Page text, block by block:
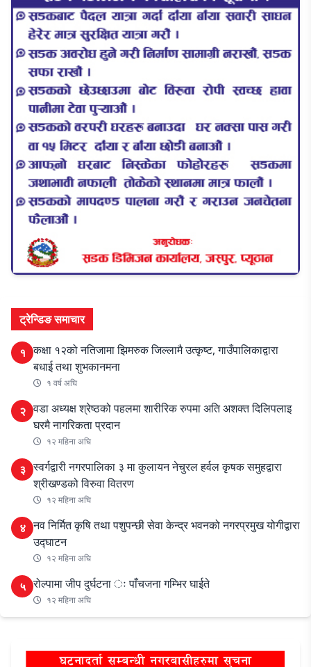
ट्रेन्डिङ समाचार
१ कक्षा १२को नतिजामा झिमरुक जिल्लामै उत्कृष्ट, गाउँपालिकाद्वारा
बधाई तथा शुभकानमना
१ वर्ष अघि
२ वडा अध्यक्ष श्रेष्ठको पहलमा शारीरिक रुपमा अति अशक्त दिलिपलाइ
घरमै नागरिकता प्रदान
१२ महिना अघि
३ स्वर्गद्वारी नगरपालिका ३ मा कुलायन नेचुरल हर्वल कृषक समुहद्वारा
श्रीखण्डको विरुवा वितरण
१२ महिना अघि
४ नव निर्मित कृषि तथा पशुपन्छी सेवा केन्द्र भवनको नगरप्रमुख योगीद्वारा
उद्घाटन
१२ महिना अघि
५ रोल्पामा जीप दुर्घटना ः पाँचजना गम्भिर घाईते
१२ महिना अघि